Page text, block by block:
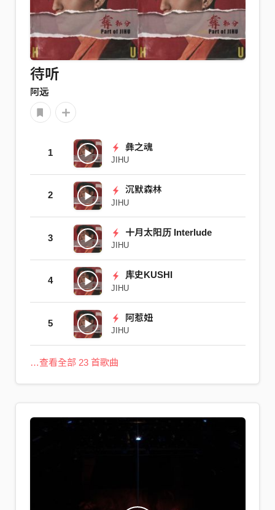
待听
阿远
1
彝之魂
JIHU
2
沉默森林
JIHU
3
十月太阳历 Interlude
JIHU
4
库史KUSHI
JIHU
5
阿惹妞
JIHU
…查看全部 23 首歌曲